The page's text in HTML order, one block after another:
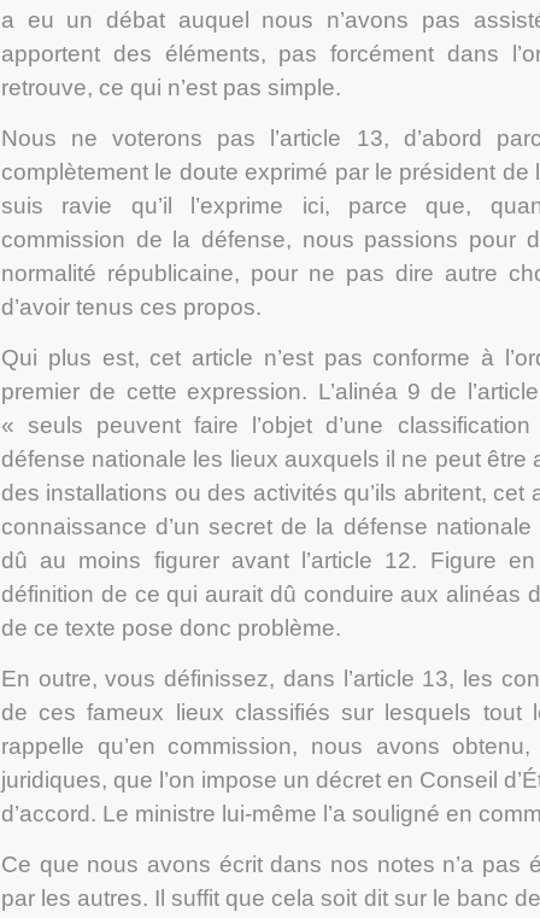
a eu un débat auquel nous n’avons pas
apportent des éléments, pas forcément dans
retrouve, ce qui n’est pas simple.
Nous ne voterons pas l’article 13, d’abord
complètement le doute exprimé par le président
suis ravie qu’il l’exprime ici, parce que,
commission de la défense, nous passions pour
normalité républicaine, pour ne pas dire autre
d’avoir tenus ces propos.
Qui plus est, cet article n’est pas conforme à
premier de cette expression. L’alinéa 9 de
« seuls peuvent faire l’objet d’une
défense nationale les lieux auxquels il ne peut être
des installations ou des activités qu’ils abritent, cet
connaissance d’un secret de la défense
dû au moins figurer avant l’article 12. Figure
définition de ce qui aurait dû conduire aux alinéas
de ce texte pose donc problème.
En outre, vous définissez, dans l’article 13, les
de ces fameux lieux classifiés sur lesquels tout
rappelle qu’en commission, nous avons
juridiques, que l’on impose un décret en Conseil
d’accord. Le ministre lui-même l’a souligné en
Ce que nous avons écrit dans nos notes n’a pas
par les autres. Il suffit que cela soit dit sur le banc